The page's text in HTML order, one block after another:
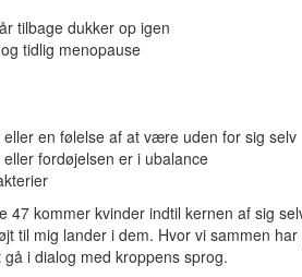
tilbage dukker op igen
tidlig menopause
en følelse af at være uden for sig selv
fordøjelsen er i ubalance
47 kommer kvinder indtil kernen af sig
til mig lander i dem. Hvor vi sammen
i dialog med kroppens sprog.